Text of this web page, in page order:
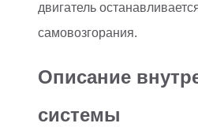
двигатель
самовозгорания.
Описание
системы